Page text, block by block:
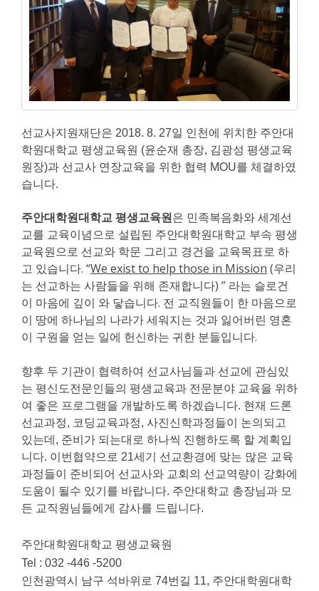
선교사지원재단은 2018. 8. 27일 인천에 위치한 주안대
학원대학교 평생교육원 (윤순재 총장, 김광성 평생교육
원장)과 선교사 연장교육을 위한 협력 MOU를 체결하였
습니다.
주안대학원대학교 평생교육원은 민족복음화와 세계선
교를 교육이념으로 설립된 주안대학원대학교 부속 평생
교육원으로 선교와 학문 그리고 경건을 교육목표로 하
고 있습니다. “We exist to help those in Mission (우리
는 선교하는 사람들을 위해 존재합니다) ” 라는 슬로건
이 마음에 깊이 와 닿습니다. 전 교직원들이 한 마음으로
이 땅에 하나님의 나라가 세워지는 것과 잃어버린 영혼
이 구원을 얻는 일에 헌신하는 귀한 분들입니다.
향후 두 기관이 협력하여 선교사님들과 선교에 관심있
는 평신도전문인들의 평생교육과 전문분야 교육을 위하
여 좋은 프로그램을 개발하도록 하겠습니다. 현재 드론
선교과정, 코딩교육과정, 사진신학과정들이 논의되고
있는데, 준비가 되는대로 하나씩 진행하도록 할 계획입
니다. 이번협약으로 21세기 선교환경에 맞는 많은 교육
과정들이 준비되어 선교사와 교회의 선교역량이 강화에
도움이 될수 있기를 바랍니다. 주안대학교 총장님과 모
든 교직원님들에게 감사를 드립니다.
주안대학원대학교 평생교육원
Tel : 032 -446 -5200
인천광역시 남구 석바위로 74번길 11, 주안대학원대학